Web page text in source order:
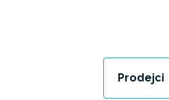
Prodejci